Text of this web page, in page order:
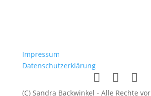
Impressum
Datenschutzerklärung
(C) Sandra Backwinkel - Alle Rechte